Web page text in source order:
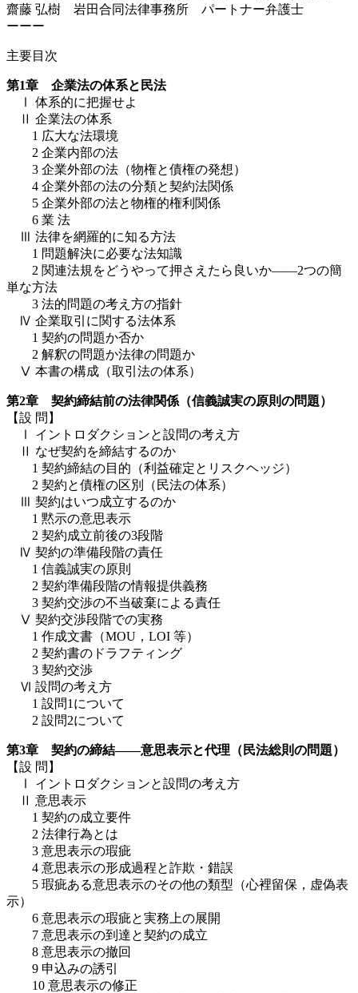
齋藤 弘樹 岩田合同法律事務所 パートナー弁護士
ーーー
主要目次
第1章 企業法の体系と民法
Ⅰ 体系的に把握せよ
Ⅱ 企業法の体系
1 広大な法環境
2 企業内部の法
3 企業外部の法（物権と債権の発想）
4 企業外部の法の分類と契約法関係
5 企業外部の法と物権的権利関係
6 業 法
Ⅲ 法律を網羅的に知る方法
1 問題解決に必要な法知識
2 関連法規をどうやって押さえたら良いか――2つの簡
単な方法
3 法的問題の考え方の指針
Ⅳ 企業取引に関する法体系
1 契約の問題か否か
2 解釈の問題か法律の問題か
Ⅴ 本書の構成（取引法の体系）
第2章 契約締結前の法律関係（信義誠実の原則の問題）
【設 問】
Ⅰ イントロダクションと設問の考え方
Ⅱ なぜ契約を締結するのか
1 契約締結の目的（利益確定とリスクヘッジ）
2 契約と債権の区別（民法の体系）
Ⅲ 契約はいつ成立するのか
1 黙示の意思表示
2 契約成立前後の3段階
Ⅳ 契約の準備段階の責任
1 信義誠実の原則
2 契約準備段階の情報提供義務
3 契約交渉の不当破棄による責任
Ⅴ 契約交渉段階での実務
1 作成文書（MOU，LOI 等）
2 契約書のドラフティング
3 契約交渉
Ⅵ 設問の考え方
1 設問1について
2 設問2について
第3章 契約の締結――意思表示と代理（民法総則の問題）
【設 問】
Ⅰ イントロダクションと設問の考え方
Ⅱ 意思表示
1 契約の成立要件
2 法律行為とは
3 意思表示の瑕疵
4 意思表示の形成過程と詐欺・錯誤
5 瑕疵ある意思表示のその他の類型（心裡留保，虚偽表
示）
6 意思表示の瑕疵と実務上の展開
7 意思表示の到達と契約の成立
8 意思表示の撤回
9 申込みの誘引
10 意思表示の修正